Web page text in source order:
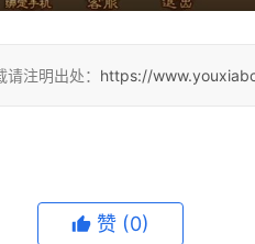
注明出处： https://
赞 (0)